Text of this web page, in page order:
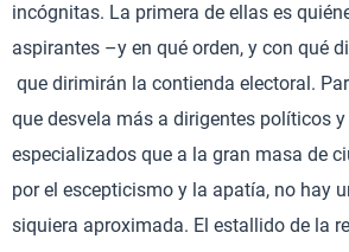
incógnitas. La primera de ellas es
aspirantes –y en qué orden, y con qué
que dirimirán la contienda electoral.
que desvela más a dirigentes políticos
especializados que a la gran masa de
por el escepticismo y la apatía, no hay
siquiera aproximada. El estallido de la